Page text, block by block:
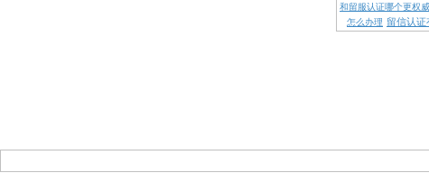
和留服认证哪个更权
怎么办理 留信认证